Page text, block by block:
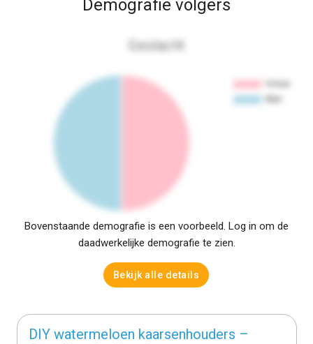
Demografie volgers
Geslacht
Bovenstaande demografie is een voorbeeld. Log in om de
daadwerkelijke demografie te zien.
Bekijk alle details
DIY watermeloen kaarsenhouders –